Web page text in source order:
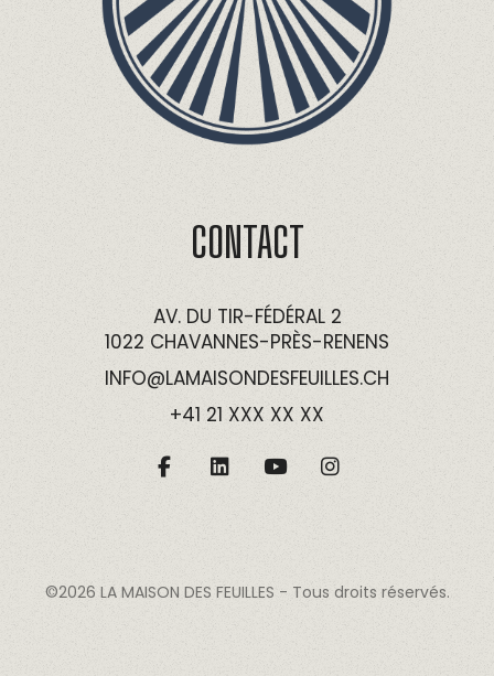
CONTACT
AV. DU TIR-FÉDÉRAL 2
1022 CHAVANNES-PRÈS-RENENS
INFO@LAMAISONDESFEUILLES.CH
+41 21 XXX XX XX
©2026 LA MAISON DES FEUILLES - Tous droits réservés.